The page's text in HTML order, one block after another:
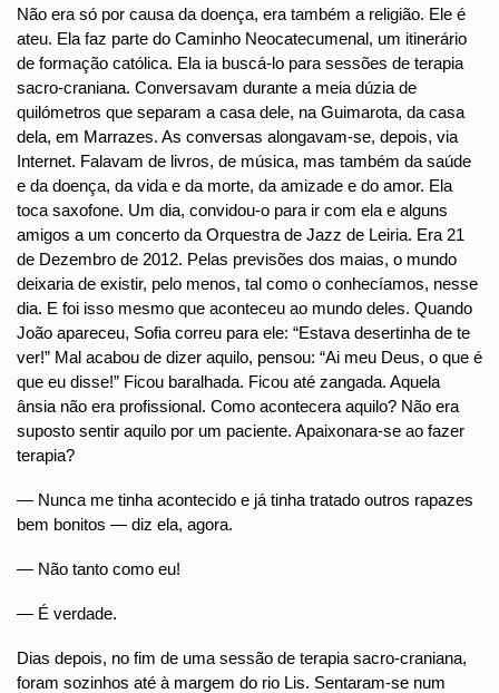
Não era só por causa da doença, era também a religião. Ele é
ateu. Ela faz parte do Caminho Neocatecumenal, um itinerário
de formação católica. Ela ia buscá-lo para sessões de terapia
sacro-craniana. Conversavam durante a meia dúzia de
quilómetros que separam a casa dele, na Guimarota, da casa
dela, em Marrazes. As conversas alongavam-se, depois, via
Internet. Falavam de livros, de música, mas também da saúde
e da doença, da vida e da morte, da amizade e do amor. Ela
toca saxofone. Um dia, convidou-o para ir com ela e alguns
amigos a um concerto da Orquestra de Jazz de Leiria. Era 21
de Dezembro de 2012. Pelas previsões dos maias, o mundo
deixaria de existir, pelo menos, tal como o conhecíamos, nesse
dia. E foi isso mesmo que aconteceu ao mundo deles. Quando
João apareceu, Sofia correu para ele: “Estava desertinha de te
ver!” Mal acabou de dizer aquilo, pensou: “Ai meu Deus, o que é
que eu disse!” Ficou baralhada. Ficou até zangada. Aquela
ânsia não era profissional. Como acontecera aquilo? Não era
suposto sentir aquilo por um paciente. Apaixonara-se ao fazer
terapia?
— Nunca me tinha acontecido e já tinha tratado outros rapazes
bem bonitos — diz ela, agora.
— Não tanto como eu!
— É verdade.
Dias depois, no fim de uma sessão de terapia sacro-craniana,
foram sozinhos até à margem do rio Lis. Sentaram-se num